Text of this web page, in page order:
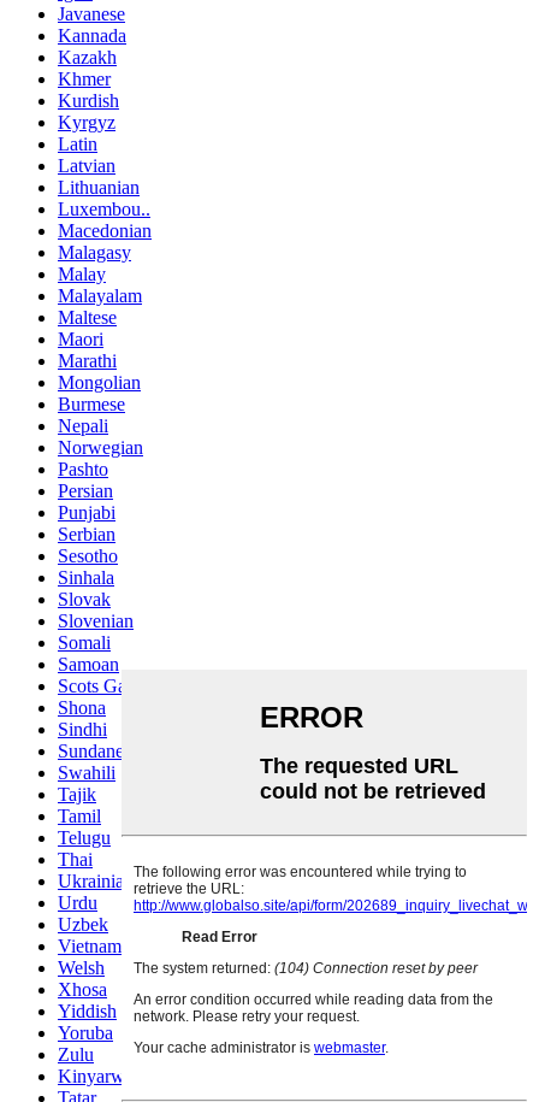
Javanese
Kannada
Kazakh
Khmer
Kurdish
Kyrgyz
Latin
Latvian
Lithuanian
Luxembou..
Macedonian
Malagasy
Malay
Malayalam
Maltese
Maori
Marathi
Mongolian
Burmese
Nepali
Norwegian
Pashto
Persian
Punjabi
Serbian
Sesotho
Sinhala
Slovak
Slovenian
Somali
Samoan
Scots Gaelic
Shona
Sindhi
Sundanese
Swahili
Tajik
Tamil
Telugu
Thai
Ukrainian
Urdu
Uzbek
Vietnamese
Welsh
Xhosa
Yiddish
Yoruba
Zulu
Kinyarwanda
Tatar